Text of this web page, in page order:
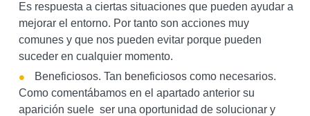
Es respuesta a ciertas situaciones que pueden ayudar a
mejorar el entorno. Por tanto son acciones muy
comunes y que nos pueden evitar porque pueden
suceder en cualquier momento.
Beneficiosos. Tan beneficiosos como necesarios.
Como comentábamos en el apartado anterior su
aparición suele ser una oportunidad de solucionar y